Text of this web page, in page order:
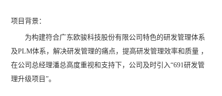
项目背景：
为构建符合广东欧骏科技股份有限公司特色的研发管理体系
及PLM体系，解决研发管理的痛点，提高研发管理效率和质量 ，
在公司总经理潘总高度重视和支持下，公司及时引入“691研发管
理升级项目”。